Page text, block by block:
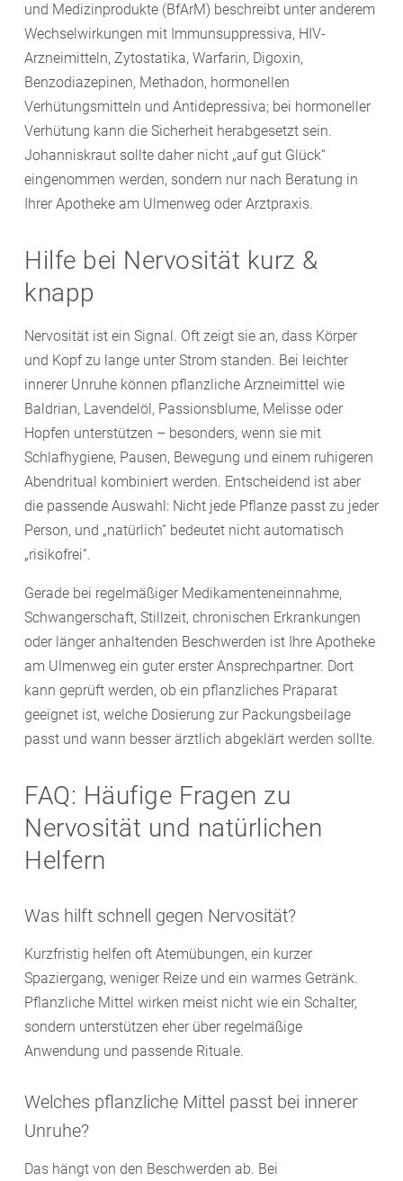
und Medizinprodukte (BfArM) beschreibt unter anderem
Wechselwirkungen mit Immunsuppressiva, HIV-
Arzneimitteln, Zytostatika, Warfarin, Digoxin,
Benzodiazepinen, Methadon, hormonellen
Verhütungsmitteln und Antidepressiva; bei hormoneller
Verhütung kann die Sicherheit herabgesetzt sein.
Johanniskraut sollte daher nicht „auf gut Glück“
eingenommen werden, sondern nur nach Beratung in
Ihrer Apotheke am Ulmenweg oder Arztpraxis.
Hilfe bei Nervosität kurz &
knapp
Nervosität ist ein Signal. Oft zeigt sie an, dass Körper
und Kopf zu lange unter Strom standen. Bei leichter
innerer Unruhe können pflanzliche Arzneimittel wie
Baldrian, Lavendelöl, Passionsblume, Melisse oder
Hopfen unterstützen – besonders, wenn sie mit
Schlafhygiene, Pausen, Bewegung und einem ruhigeren
Abendritual kombiniert werden. Entscheidend ist aber
die passende Auswahl: Nicht jede Pflanze passt zu jeder
Person, und „natürlich“ bedeutet nicht automatisch
„risikofrei“.
Gerade bei regelmäßiger Medikamenteneinnahme,
Schwangerschaft, Stillzeit, chronischen Erkrankungen
oder länger anhaltenden Beschwerden ist Ihre Apotheke
am Ulmenweg ein guter erster Ansprechpartner. Dort
kann geprüft werden, ob ein pflanzliches Präparat
geeignet ist, welche Dosierung zur Packungsbeilage
passt und wann besser ärztlich abgeklärt werden sollte.
FAQ: Häufige Fragen zu
Nervosität und natürlichen
Helfern
Was hilft schnell gegen Nervosität?
Kurzfristig helfen oft Atemübungen, ein kurzer
Spaziergang, weniger Reize und ein warmes Getränk.
Pflanzliche Mittel wirken meist nicht wie ein Schalter,
sondern unterstützen eher über regelmäßige
Anwendung und passende Rituale.
Welches pflanzliche Mittel passt bei innerer
Unruhe?
Das hängt von den Beschwerden ab. Bei